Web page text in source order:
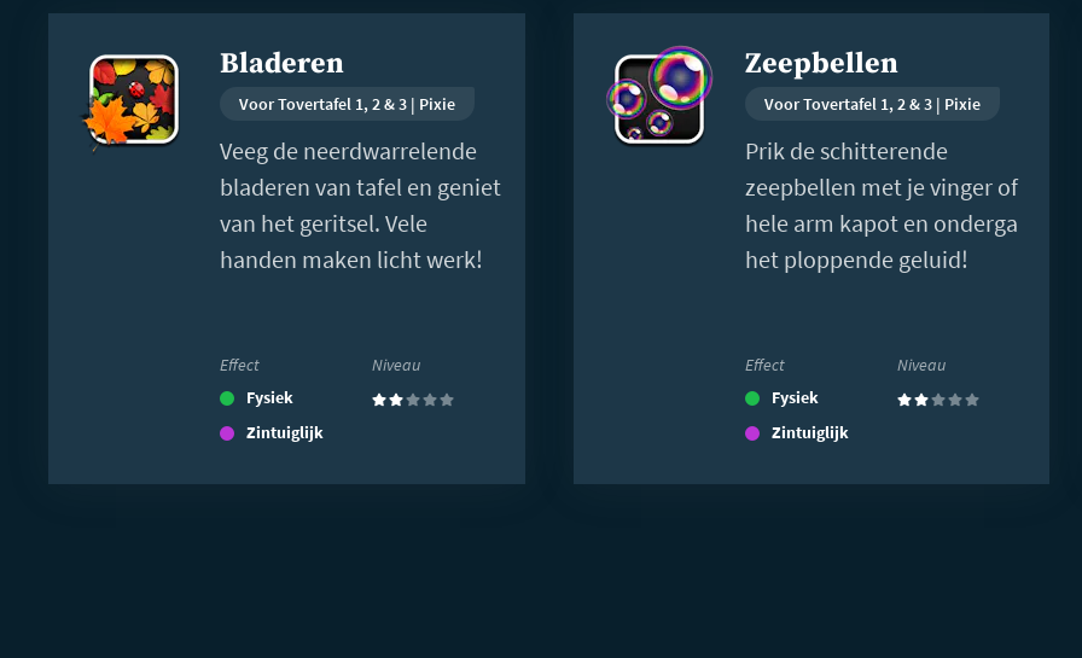
Bladeren
Voor Tovertafel 1, 2 & 3 | Pixie
Veeg de neerdwarrelende
bladeren van tafel en geniet
van het geritsel. Vele
handen maken licht werk!
Effect
Fysiek
Zintuiglijk
Niveau
(2)
meer
Zeepbellen
Voor Tovertafel 1, 2 & 3 | Pixie
Prik de schitterende
zeepbellen met je vinger of
hele arm kapot en onderga
het ploppende geluid!
Effect
Fysiek
Zintuiglijk
Niveau
(2)
meer